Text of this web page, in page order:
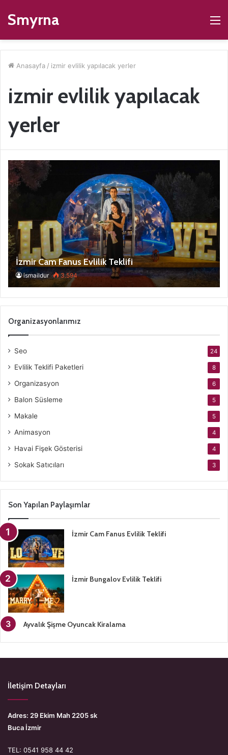
Smyrna
Anasayfa / izmir evlilik yapılacak yerler
izmir evlilik yapılacak
yerler
İzmir Cam Fanus Evlilik Teklifi
ismaildur 3.594
Organizasyonlarımız
Seo 24
Evlilik Teklifi Paketleri 8
Organizasyon 6
Balon Süsleme 5
Makale 5
Animasyon 4
Havai Fişek Gösterisi 4
Sokak Satıcıları 3
Son Yapılan Paylaşımlar
İzmir Cam Fanus Evlilik Teklifi
İzmir Bungalov Evlilik Teklifi
Ayvalık Şişme Oyuncak Kiralama
İletişim Detayları
Adres: 29 Ekim Mah 2205 sk
Buca İzmir
TEL: 0541 958 44 42